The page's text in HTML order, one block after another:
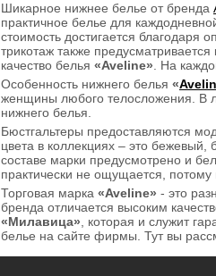
Шикарное нижнее белье от бренда
практичное белье для
стоимость достигается благодаря
трикотаж также
качество белья «Aveline» . На
Особенность нижнего белья «
женщины любого телосложения. В
нижнего белья.
Бюстгальтеры предоставляются
цвета в коллекциях – это
составе марки предусмотрено и
практически не ощущается,
Торговая марка «Aveline» - это
бренда отличается высоким
«Милавица» , которая и служит
белье на сайте фирмы. Тут вы